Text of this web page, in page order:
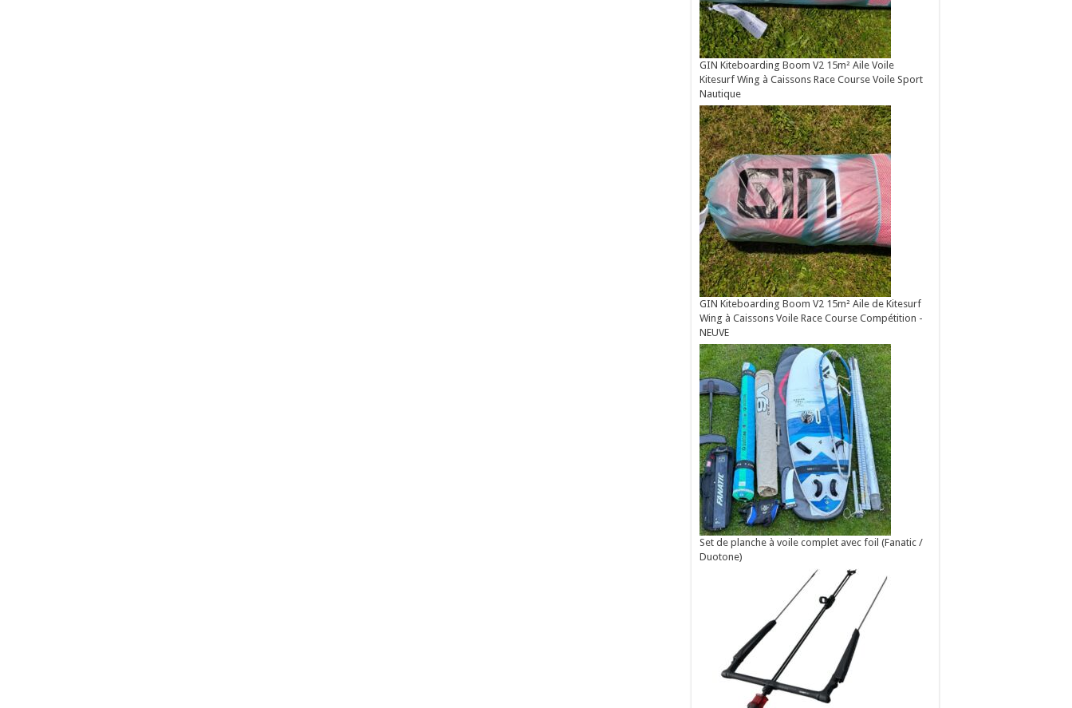
GIN Kiteboarding Boom V2 15m² Aile Voile
Kitesurf Wing à Caissons Race Course Voile Sport
Nautique
GIN Kiteboarding Boom V2 15m² Aile de Kitesurf
Wing à Caissons Voile Race Course Compétition -
NEUVE
Set de planche à voile complet avec foil (Fanatic /
Duotone)